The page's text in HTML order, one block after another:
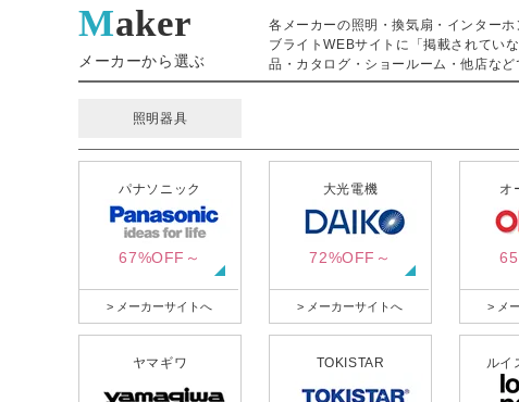
Maker
メーカーから選ぶ
各メーカーの照明・換気扇・インター
ブライトWEBサイトに「掲載されてい
品・カタログ・ショールーム・他店な
照明器具
パナソニック
67%OFF～
> メーカーサイトへ
大光電機
72%OFF～
> メーカーサイトへ
オ
> メ
ヤマギワ TOKISTAR ルイ